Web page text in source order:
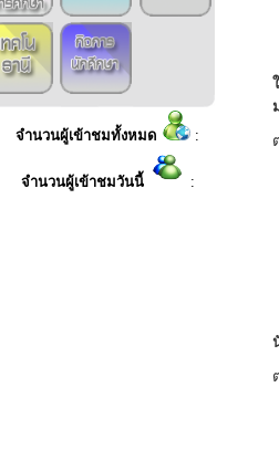
จำนวนผู้เข้าชมทั้งหมด :
จำนวนผู้เข้าชมวันนี้ :